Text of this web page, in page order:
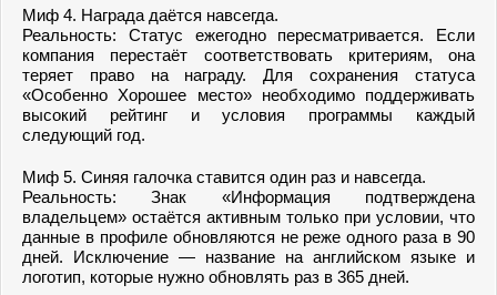
Миф 4. Награда даётся навсегда.
Реальность: Статус ежегодно пересматривается. Если
компания перестаёт соответствовать критериям, она
теряет право на награду. Для сохранения статуса
«Особенно Хорошее место» необходимо поддерживать
высокий рейтинг и условия программы каждый
следующий год.
Миф 5. Синяя галочка ставится один раз и навсегда.
Реальность: Знак «Информация подтверждена
владельцем» остаётся активным только при условии, что
данные в профиле обновляются не реже одного раза в 90
дней. Исключение — название на английском языке и
логотип, которые нужно обновлять раз в 365 дней.